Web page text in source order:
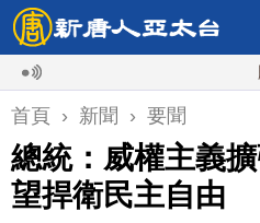
颱風
首頁 › 新聞 › 要聞
總統：威權主義
望捍衛民主自由